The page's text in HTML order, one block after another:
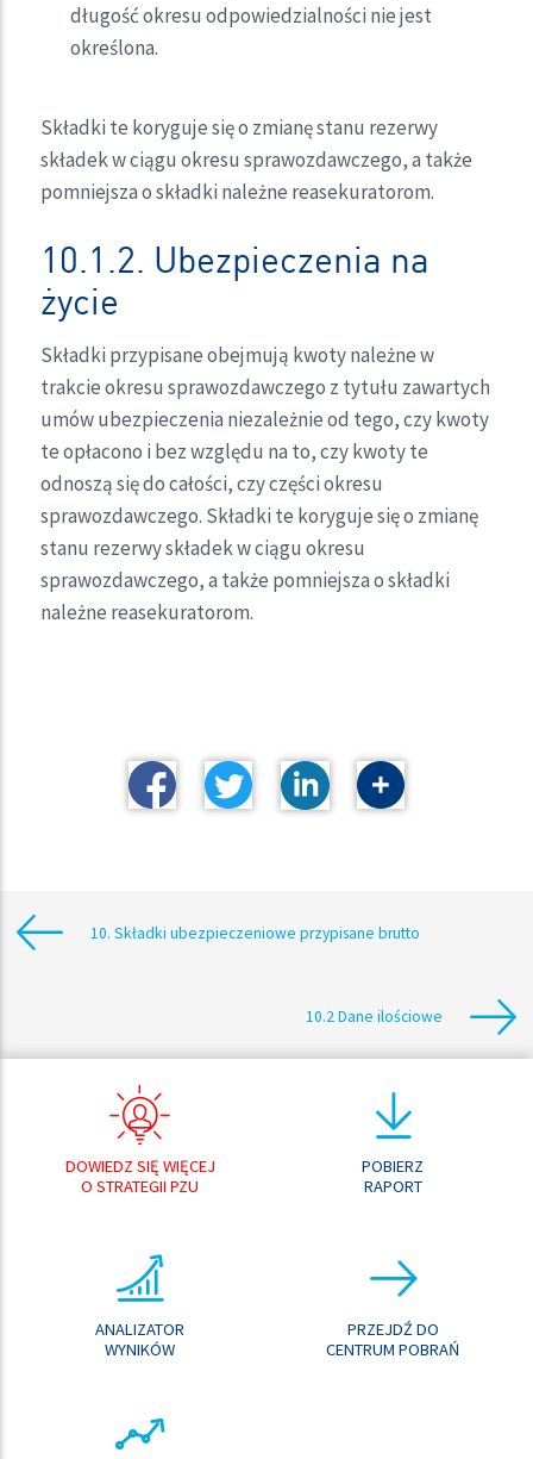
długość okresu odpowiedzialności nie jest
określona.
Składki te koryguje się o zmianę stanu rezerwy
składek w ciągu okresu sprawozdawczego, a także
pomniejsza o składki należne reasekuratorom.
10.1.2. Ubezpieczenia na
życie
Składki przypisane obejmują kwoty należne w
trakcie okresu sprawozdawczego z tytułu zawartych
umów ubezpieczenia niezależnie od tego, czy kwoty
te opłacono i bez względu na to, czy kwoty te
odnoszą się do całości, czy części okresu
sprawozdawczego. Składki te koryguje się o zmianę
stanu rezerwy składek w ciągu okresu
sprawozdawczego, a także pomniejsza o składki
należne reasekuratorom.
10. Składki ubezpieczeniowe przypisane brutto
10.2 Dane ilościowe
DOWIEDZ SIĘ WIĘCEJ
O STRATEGII PZU
POBIERZ
RAPORT
ANALIZATOR
WYNIKÓW
PRZEJDŹ DO
CENTRUM POBRAŃ